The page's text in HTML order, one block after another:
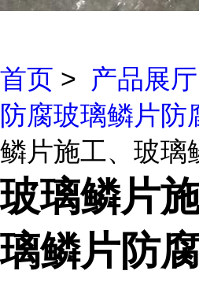
首页 > 产品展厅
防腐玻璃鳞片防
鳞片施工、玻璃
玻璃鳞片
璃鳞片防